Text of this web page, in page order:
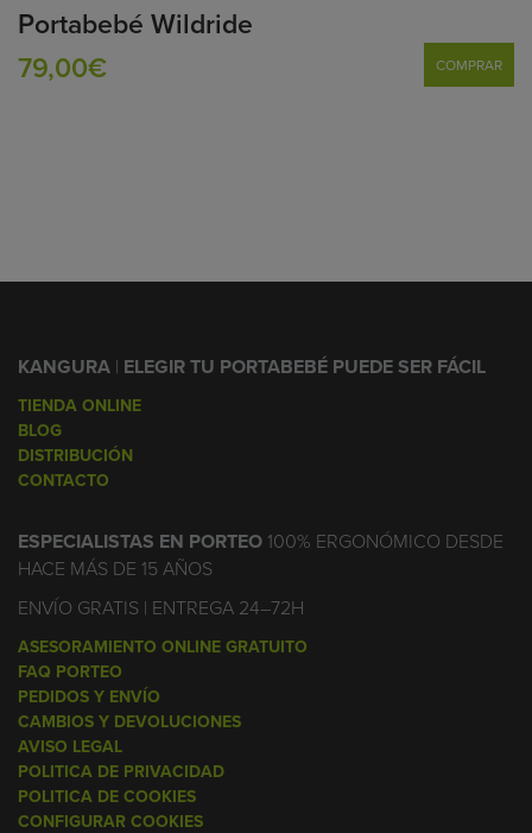
Portabebé Wildride
79,00€
COMPRAR
KANGURA | ELEGIR TU PORTABEBÉ PUEDE SER FÁCIL
TIENDA ONLINE
BLOG
DISTRIBUCIÓN
CONTACTO
ESPECIALISTAS EN PORTEO100% ERGONÓMICO DESDE
HACE MÁS DE 15 AÑOS
ENVÍO GRATIS | ENTREGA 24–72H
ASESORAMIENTO ONLINE GRATUITO
FAQ PORTEO
PEDIDOS Y ENVÍO
CAMBIOS Y DEVOLUCIONES
AVISO LEGAL
POLITICA DE PRIVACIDAD
POLITICA DE COOKIES
CONFIGURAR COOKIES